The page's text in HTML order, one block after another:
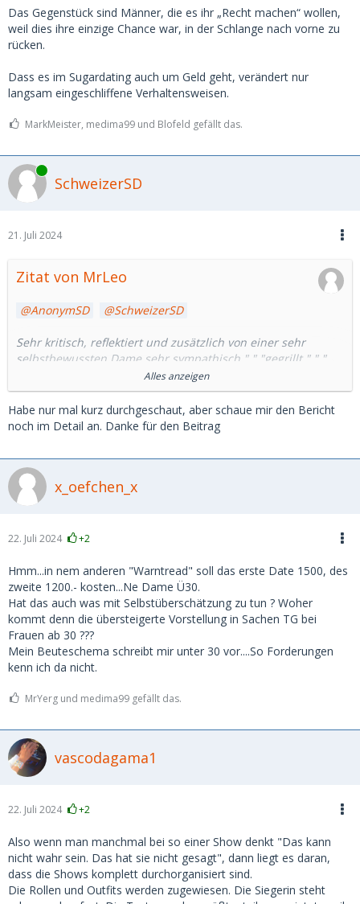
Das Gegenstück sind Männer, die es ihr „Recht machen“ wollen,
weil dies ihre einzige Chance war, in der Schlange nach vorne zu
rücken.
Dass es im Sugardating auch um Geld geht, verändert nur
langsam eingeschliffene Verhaltensweisen.
MarkMeister, medima99 und Blofeld gefällt das.
Online
SchweizerSD
21. Juli 2024
Zitat von MrLeo
AnonymSD SchweizerSD
Sehr kritisch, reflektiert und zusätzlich von einer sehr
selbstbewussten Dame sehr sympathisch " " "gegrillt " " "
und dabei immer auf dem Boden der Wissenschaft:
Klaus Thiele zu diesem Thema
PS:
Ihr habt beide recht!
Alles anzeigen
Habe nur mal kurz durchgeschaut, aber schaue mir den Bericht
noch im Detail an. Danke für den Beitrag
x_oefchen_x
22. Juli 2024 +2
Hmm...in nem anderen "Warntread" soll das erste Date 1500, des
zweite 1200.- kosten...Ne Dame Ü30.
Hat das auch was mit Selbstüberschätzung zu tun ? Woher
kommt denn die übersteigerte Vorstellung in Sachen TG bei
Frauen ab 30 ???
Mein Beuteschema schreibt mir unter 30 vor....So Forderungen
kenn ich da nicht.
MrYerg und medima99 gefällt das.
vascodagama1
22. Juli 2024 +2
Also wenn man manchmal bei so einer Show denkt "Das kann
nicht wahr sein. Das hat sie nicht gesagt", dann liegt es daran,
dass die Shows komplett durchorganisiert sind.
Die Rollen und Outfits werden zugewiesen. Die Siegerin steht